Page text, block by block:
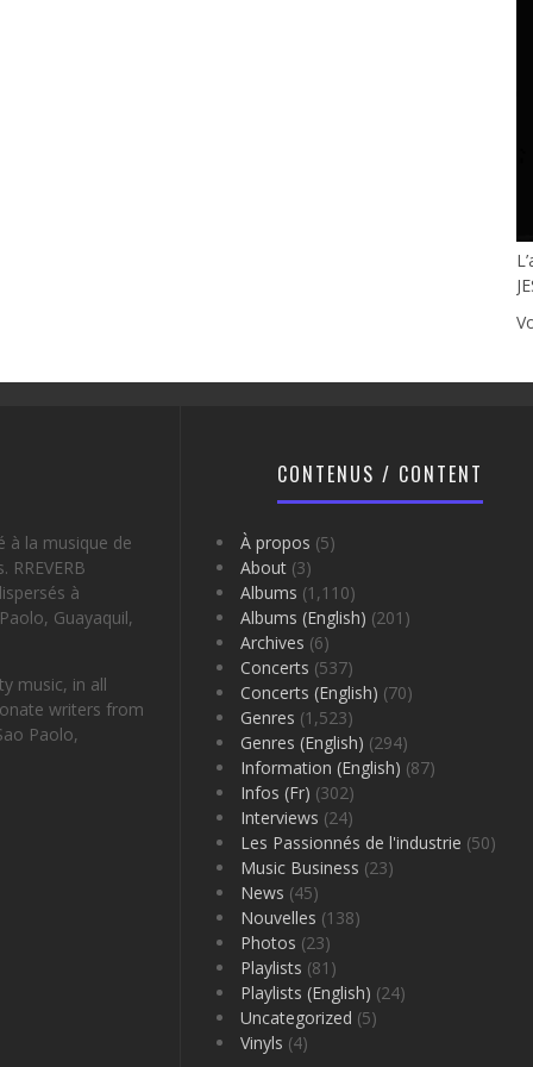
à la musique de
à
Guayaquil,
music, in all
writers from
Paolo,
CONTENUS / CONTENT
À propos (5)
About (3)
Albums (1,110)
Albums (English) (201)
Archives (6)
Concerts (537)
Concerts (English) (70)
Genres (1,523)
Genres (English) (294)
Information (English) (87)
Infos (Fr) (302)
Interviews (24)
Les Passionnés de l'industrie (50)
Music Business (23)
News (45)
Nouvelles (138)
Photos (23)
Playlists (81)
Playlists (English) (24)
Uncategorized (5)
Vinyls (4)